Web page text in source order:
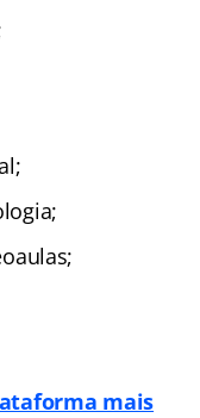
mais